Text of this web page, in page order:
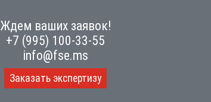
Ждем ваших заявок!
+7 (995) 100-33-55
info@fse.ms
Заказать экспертизу